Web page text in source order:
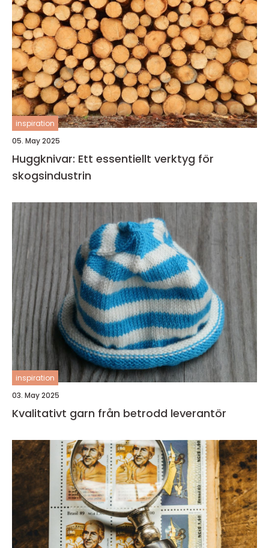
inspiration
05. May 2025
Huggknivar: Ett essentiellt verktyg för
skogsindustrin
inspiration
03. May 2025
Kvalitativt garn från betrodd leverantör